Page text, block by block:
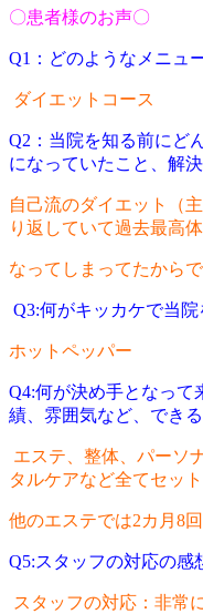
〇患者様のお声〇
Q1：どのようなメニュ
ダイエットコース
Q2：当院を知る前にど
になっていたこと、解
自己流のダイエット（
り返していて過去最高
なってしまってたからで
Q3:何がキッカケで当
ホットペッパー
Q4:何が決め手となって
績、雰囲気など、できる
エステ、整体、パーソ
タルケアなど全てセッ
他のエステでは2カ月8
Q5:スタッフの対応の感
スタッフの対応：非常